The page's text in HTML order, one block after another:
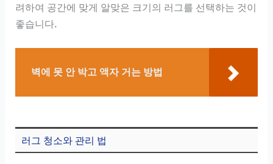
려하여 공간에 맞게 알맞은 크기의 러그를 선택하는 것이
좋습니다.
벽에 못 안 박고 액자 거는 방법
러그 청소와 관리 법